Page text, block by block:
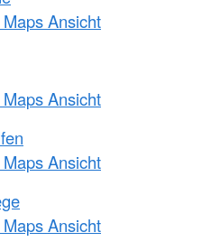
Ansicht
Ansicht
Ansicht
Ansicht